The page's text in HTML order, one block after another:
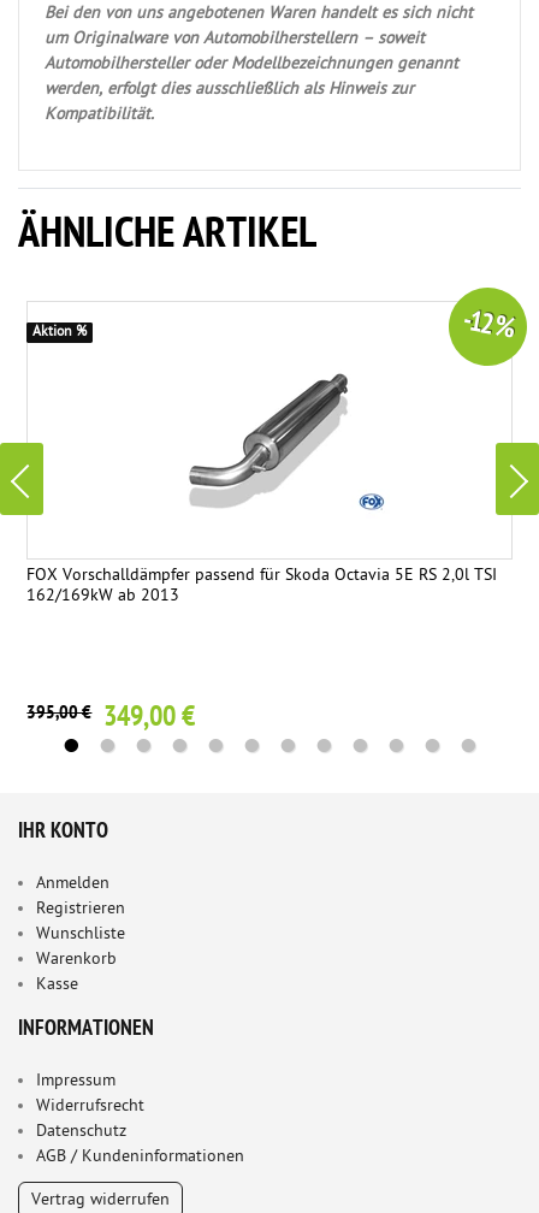
Bei den von uns angebotenen Waren handelt es sich nicht
um Originalware von Automobilherstellern – soweit
Automobilhersteller oder Modellbezeichnungen genannt
werden, erfolgt dies ausschließlich als Hinweis zur
Kompatibilität.
ÄHNLICHE ARTIKEL
FOX Vorschalldämpfer passend für Skoda Octavia 5E RS 2,0l TSI
162/169kW ab 2013
395,00 € 349,00 €
-12 %
Aktion %
IHR KONTO
Anmelden
Registrieren
Wunschliste
Warenkorb
Kasse
INFORMATIONEN
Impressum
Widerrufsrecht
Datenschutz
AGB / Kundeninformationen
Vertrag widerrufen